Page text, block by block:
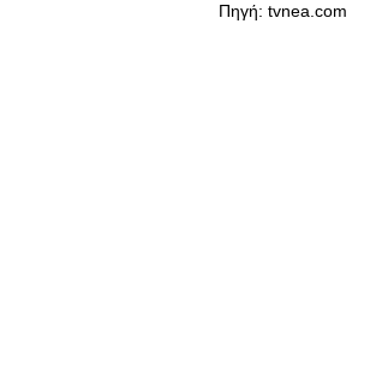
Πηγή: tvnea.com